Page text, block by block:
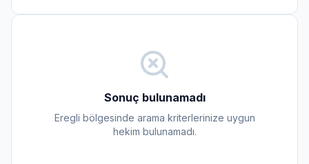
Sonuç bulunamadı
Eregli bölgesinde arama kriterlerinize uygun
hekim bulunamadı.